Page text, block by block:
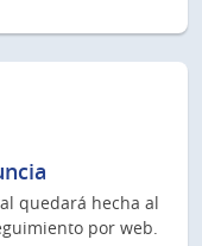
quedará hecha al
por web.